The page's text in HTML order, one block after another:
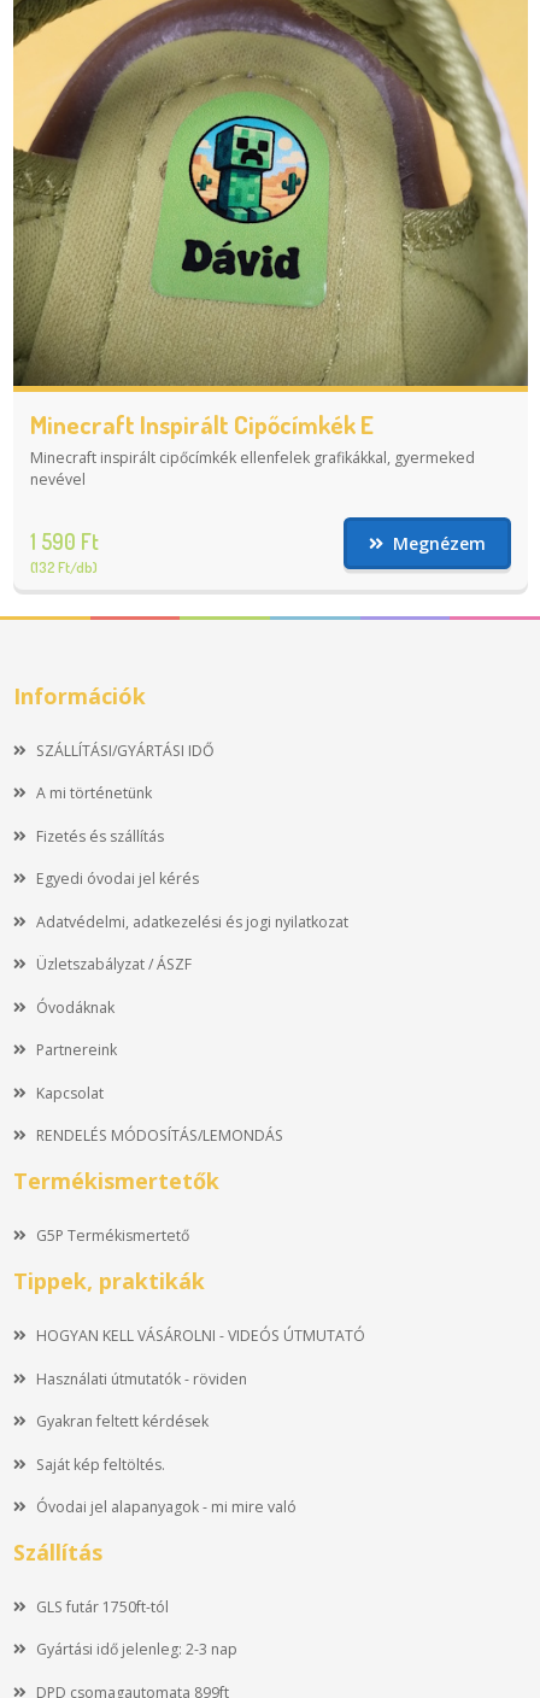
Minecraft Inspirált Cipőcímkék E
Minecraft inspirált cipőcímkék ellenfelek grafikákkal, gyermeked
nevével
1 590 Ft
(132 Ft/db)
Megnézem
Információk
SZÁLLÍTÁSI/GYÁRTÁSI IDŐ
A mi történetünk
Fizetés és szállítás
Egyedi óvodai jel kérés
Adatvédelmi, adatkezelési és jogi nyilatkozat
Üzletszabályzat / ÁSZF
Óvodáknak
Partnereink
Kapcsolat
RENDELÉS MÓDOSÍTÁS/LEMONDÁS
Termékismertetők
G5P Termékismertető
Tippek, praktikák
HOGYAN KELL VÁSÁROLNI - VIDEÓS ÚTMUTATÓ
Használati útmutatók - röviden
Gyakran feltett kérdések
Saját kép feltöltés.
Óvodai jel alapanyagok - mi mire való
Szállítás
GLS futár 1750ft-tól
Gyártási idő jelenleg: 2-3 nap
DPD csomagautomata 899ft